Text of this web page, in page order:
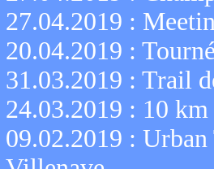
27.04.2019 :
20.04.2019 :
31.03.2019 : Trail
24.03.2019 : 10
09.02.2019 :